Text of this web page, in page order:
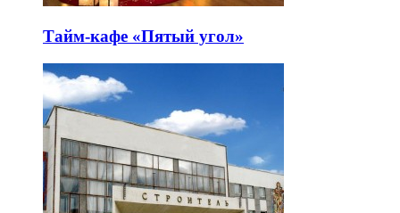
Тайм-кафе «Пятый угол»